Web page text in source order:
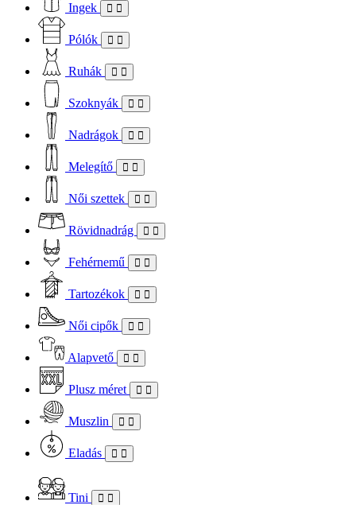
Ingek
Pólók
Ruhák
Szoknyák
Nadrágok
Melegítő
Női szettek
Rövidnadrág
Fehérnemű
Tartozékok
Női cipők
Alapvető
Plusz méret
Muszlin
Eladás
Tini